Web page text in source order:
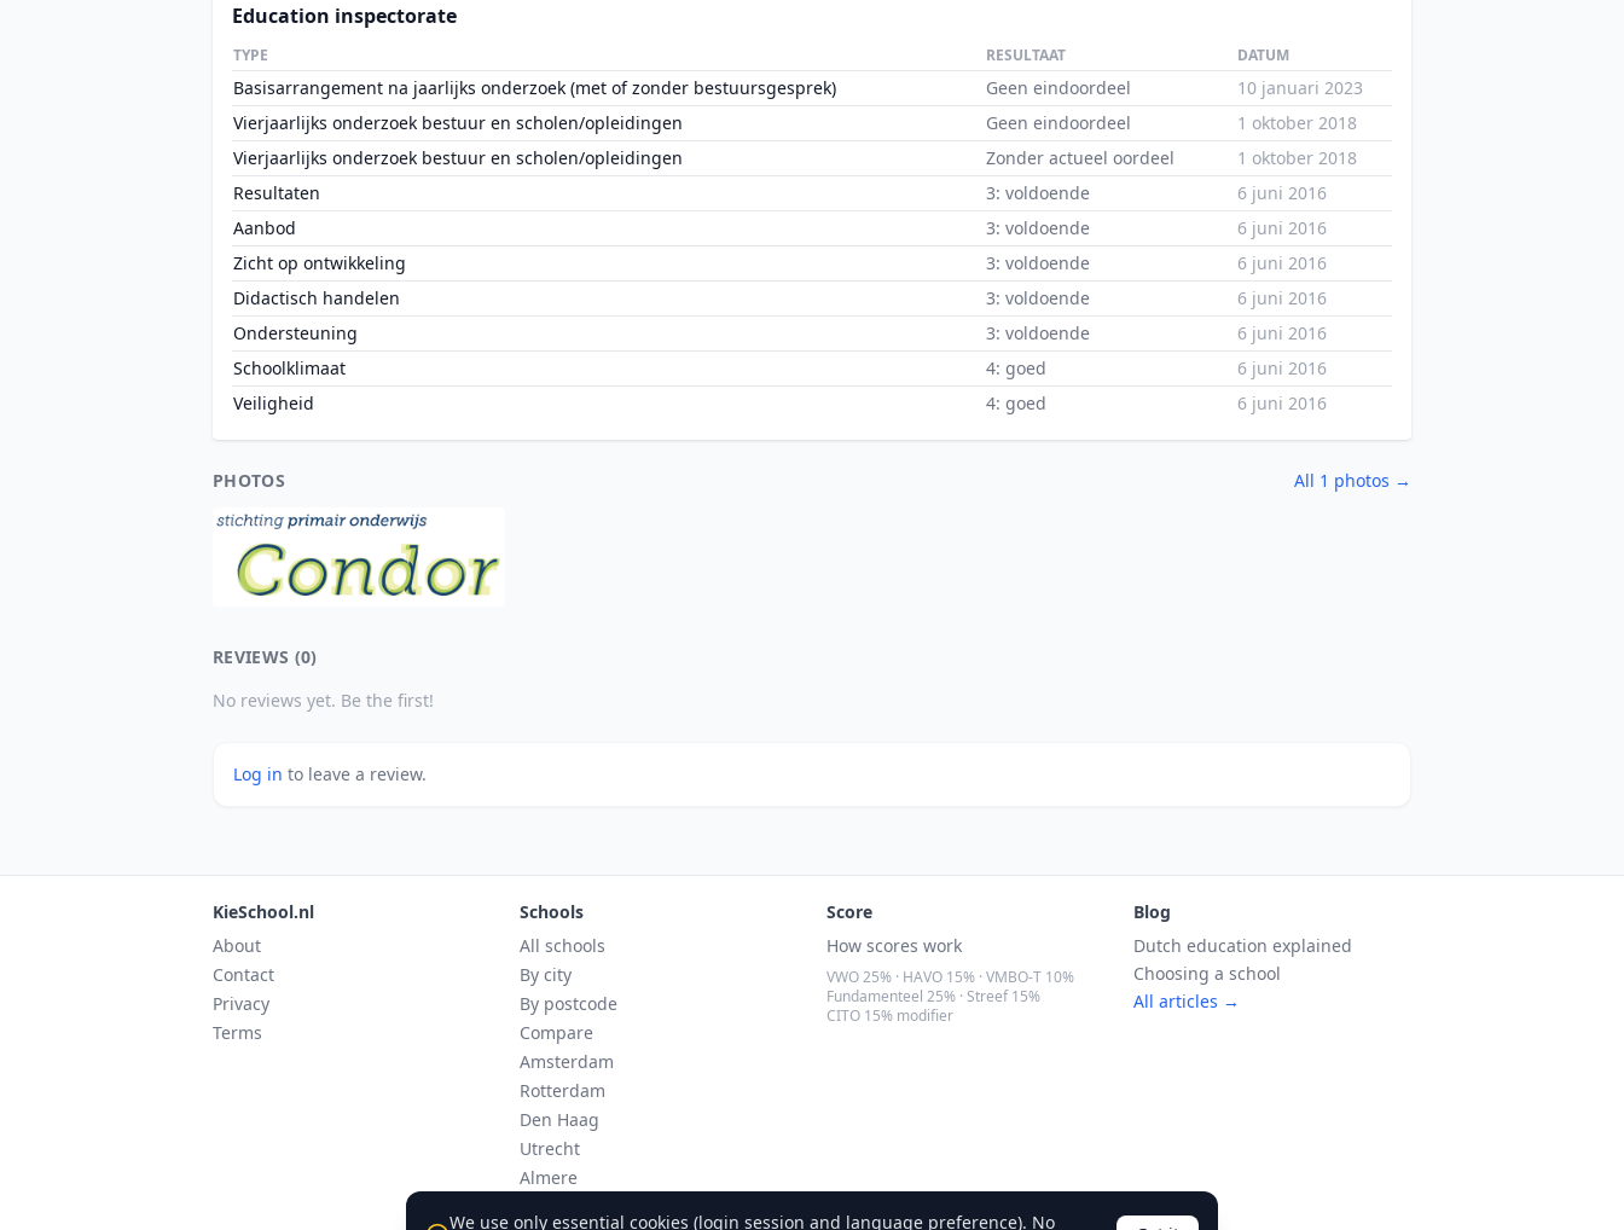
Education inspectorate
TYPE RESULTAAT DATUM
Basisarrangement na jaarlijks onderzoek (met of zonder bestuursgesprek) Geen eindoordeel
10 januari 2023
Vierjaarlijks onderzoek bestuur en scholen/opleidingen
Geen eindoordeel
1 oktober 2018
Vierjaarlijks onderzoek bestuur en scholen/opleidingen
Zonder actueel oordeel
1 oktober 2018
Resultaten
3: voldoende
6 juni 2016
Aanbod
3: voldoende
6 juni 2016
Zicht op ontwikkeling
3: voldoende
6 juni 2016
Didactisch handelen
3: voldoende
6 juni 2016
Ondersteuning
3: voldoende
6 juni 2016
Schoolklimaat
4: goed
6 juni 2016
Veiligheid
4: goed 6 juni 2016
PHOTOS All 1 photos →
REVIEWS (0)
No reviews yet. Be the first!
Log in to leave a review.
KieSchool.nl
About
Contact
Privacy
Terms
Schools
All schools
By city
By postcode
Compare
Amsterdam
Rotterdam
Den Haag
Utrecht
Almere
Score
How scores work
VWO 25% · HAVO 15% · VMBO-T 10%
Fundamenteel 25% · Streef 15%
CITO 15% modifier
Blog
Dutch education explained
Choosing a school
All articles →
We use only essential cookies (login session and language preference). No